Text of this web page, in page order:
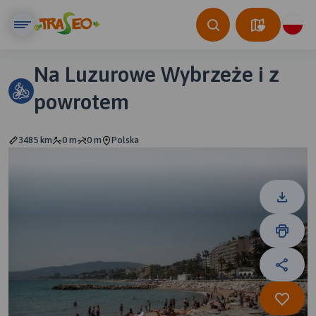
Na Luzurowe Wybrzeże i z
powrotem
3485 km 0 m 0 m Polska